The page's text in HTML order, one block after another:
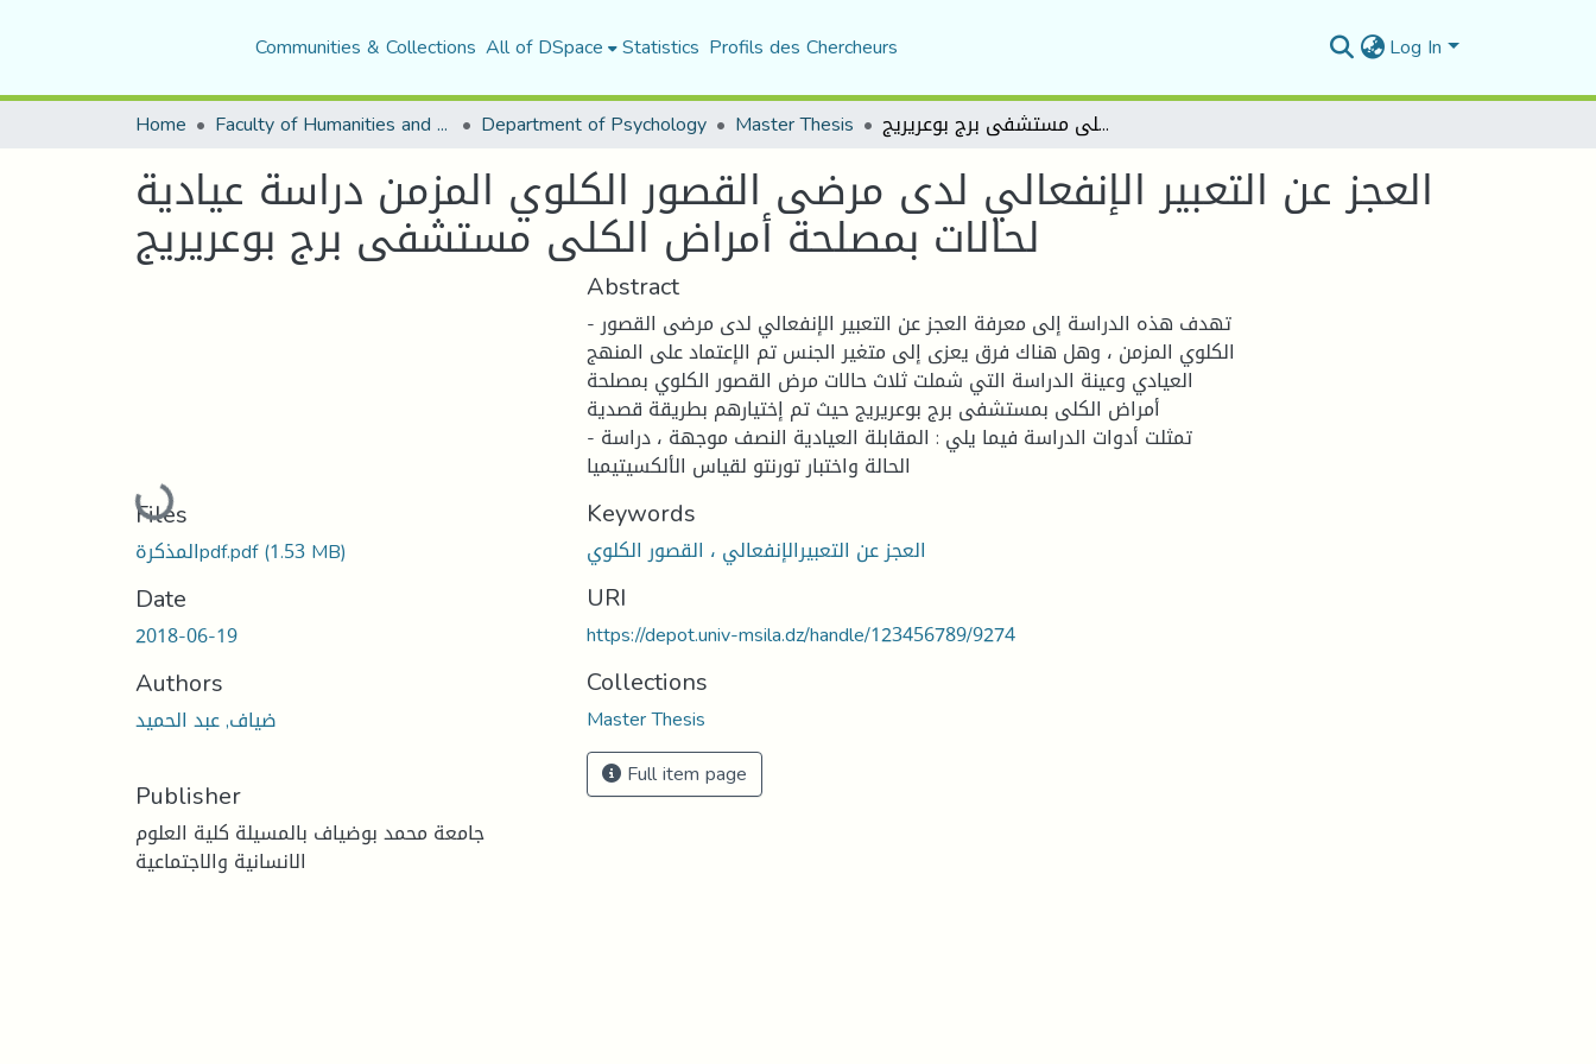
Communities & Collections All of DSpace Statistics Profils des Chercheurs Log In
Home Faculty of Humanities and Social Sciences Department of Psychology Master Thesis العجز عن التعبير الإنفعالي لدى مرضى القصور الكلوي المزمن دراسة عيادية لحالات بمصلحة أمراض الكلى مستشفى برج بوعريريج
العجز عن التعبير الإنفعالي لدى مرضى القصور الكلوي المزمن دراسة عيادية
لحالات بمصلحة أمراض الكلى مستشفى برج بوعريريج
Loading...
Files
المذكرةpdf.pdf(1.53 MB)
Date
2018-06-19
Authors
ضياف, عبد الحميد
Publisher
جامعة محمد بوضياف بالمسيلة كلية العلوم
الانسانية والاجتماعية
Abstract
- تهدف هذه الدراسة إلى معرفة العجز عن التعبير الإنفعالي لدى مرضى القصور
الكلوي المزمن ، وهل هناك فرق يعزى إلى متغير الجنس تم الإعتماد على المنهج
العيادي وعينة الدراسة التي شملت ثلاث حالات مرض القصور الكلوي بمصلحة
أمراض الكلى بمستشفى برج بوعريريج حيث تم إختيارهم بطريقة قصدية
- تمثلت أدوات الدراسة فيما يلي : المقابلة العيادية النصف موجهة ، دراسة
الحالة واختبار تورنتو لقياس الألكسيتيميا
Keywords
العجز عن التعبيرالإنفعالي ، القصور الكلوي
URI
https://depot.univ-msila.dz/handle/123456789/9274
Collections
Master Thesis
Full item page